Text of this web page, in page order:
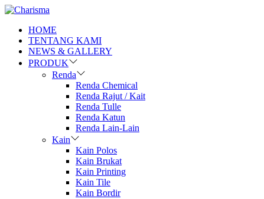
HOME
TENTANG KAMI
NEWS & GALLERY
PRODUK
Renda
Renda Chemical
Renda Rajut / Kait
Renda Tulle
Renda Katun
Renda Lain-Lain
Kain
Kain Polos
Kain Brukat
Kain Printing
Kain Tile
Kain Bordir